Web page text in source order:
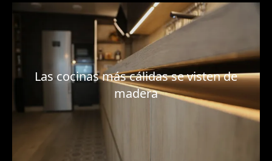
Las cocinas más cálidas se visten de
madera